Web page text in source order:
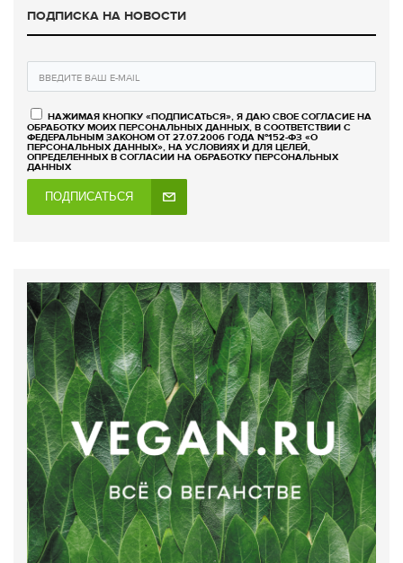
ПОДПИСКА НА НОВОСТИ
НАЖИМАЯ КНОПКУ «ПОДПИСАТЬСЯ», Я ДАЮ СВОЕ СОГЛАСИЕ НА
ОБРАБОТКУ МОИХ ПЕРСОНАЛЬНЫХ ДАННЫХ, В СООТВЕТСТВИИ С
ФЕДЕРАЛЬНЫМ ЗАКОНОМ ОТ 27.07.2006 ГОДА №152-ФЗ «О
ПЕРСОНАЛЬНЫХ ДАННЫХ», НА УСЛОВИЯХ И ДЛЯ ЦЕЛЕЙ,
ОПРЕДЕЛЕННЫХ В СОГЛАСИИ НА ОБРАБОТКУ ПЕРСОНАЛЬНЫХ
ДАННЫХ
ПОДПИСАТЬСЯ